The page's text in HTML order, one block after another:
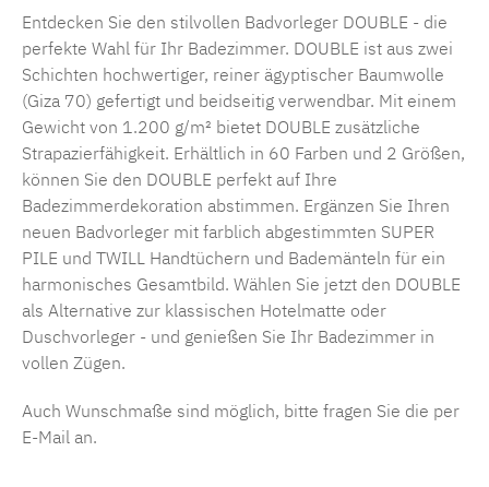
Entdecken Sie den stilvollen Badvorleger DOUBLE - die
perfekte Wahl für Ihr Badezimmer. DOUBLE ist aus zwei
Schichten hochwertiger, reiner ägyptischer Baumwolle
(Giza 70) gefertigt und beidseitig verwendbar. Mit einem
Gewicht von 1.200 g/m² bietet DOUBLE zusätzliche
Strapazierfähigkeit. Erhältlich in 60 Farben und 2 Größen,
können Sie den DOUBLE perfekt auf Ihre
Badezimmerdekoration abstimmen. Ergänzen Sie Ihren
neuen Badvorleger mit farblich abgestimmten SUPER
PILE und TWILL Handtüchern und Bademänteln für ein
harmonisches Gesamtbild. Wählen Sie jetzt den DOUBLE
als Alternative zur klassischen Hotelmatte oder
Duschvorleger - und genießen Sie Ihr Badezimmer in
vollen Zügen.
Auch Wunschmaße sind möglich, bitte fragen Sie die per
E-Mail an.